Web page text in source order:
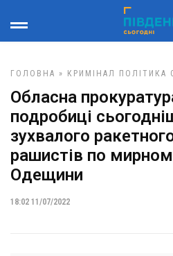
ГОЛОВНА » КРИМІНАЛ ПОЛІТИКА
Обласна
подробиці
зухвалого
рашистів по
Одещини
18:02 11/07/2022